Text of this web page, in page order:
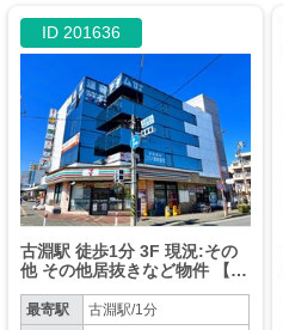
ID 201636
古淵駅 徒歩1分 3F 現況:その
他 その他居抜きなど物件 【ク
最寄駅 古淵駅/1分